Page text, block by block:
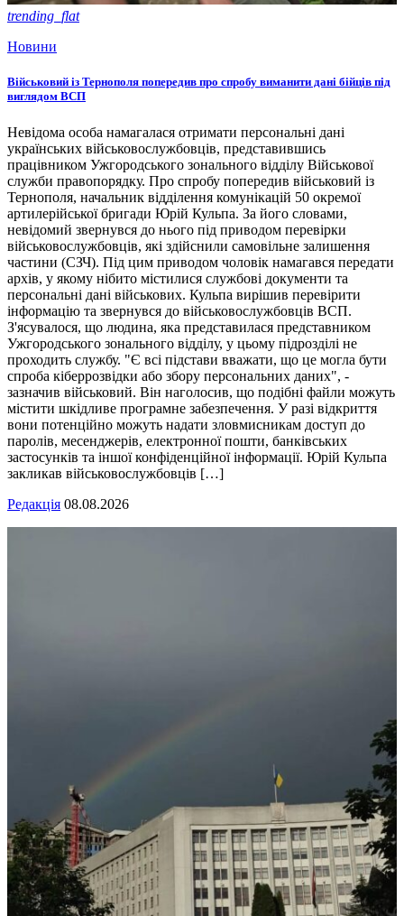
trending_flat
Новини
Військовий із Тернополя попередив про спробу виманити дані бійців під
виглядом ВСП
Невідома особа намагалася отримати персональні дані
українських військовослужбовців, представившись
працівником Ужгородського зонального відділу Військової
служби правопорядку. Про спробу попередив військовий із
Тернополя, начальник відділення комунікацій 50 окремої
артилерійської бригади Юрій Кульпа. За його словами,
невідомий звернувся до нього під приводом перевірки
військовослужбовців, які здійснили самовільне залишення
частини (СЗЧ). Під цим приводом чоловік намагався передати
архів, у якому нібито містилися службові документи та
персональні дані військових. Кульпа вирішив перевірити
інформацію та звернувся до військовослужбовців ВСП.
З'ясувалося, що людина, яка представилася представником
Ужгородського зонального відділу, у цьому підрозділі не
проходить службу. "Є всі підстави вважати, що це могла бути
спроба кіберрозвідки або збору персональних даних", -
зазначив військовий. Він наголосив, що подібні файли можуть
містити шкідливе програмне забезпечення. У разі відкриття
вони потенційно можуть надати зловмисникам доступ до
паролів, месенджерів, електронної пошти, банківських
застосунків та іншої конфіденційної інформації. Юрій Кульпа
закликав військовослужбовців […]
Редакція 08.08.2026